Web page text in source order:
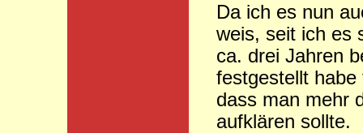
Da ich es nun
weis, seit ich es
ca. drei Jahren
festgestellt habe
dass man mehr
aufklären sollte.